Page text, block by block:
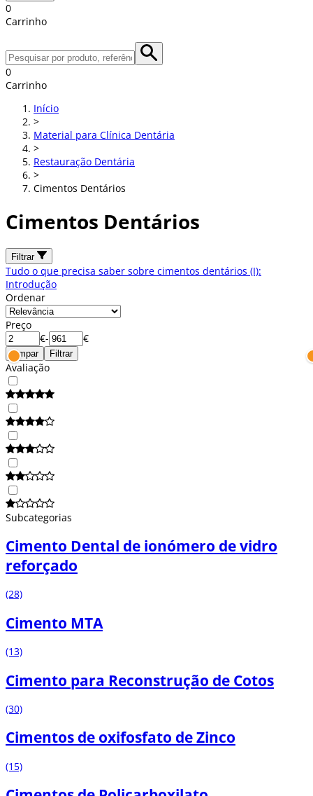
0
Carrinho
0
Carrinho
Início
>
Material para Clínica Dentária
>
Restauração Dentária
>
Cimentos Dentários
Cimentos Dentários
Filtrar
Tudo o que precisa saber sobre cimentos dentários (I):
Introdução
Ordenar
Preço
€- €
Limpar Filtrar
Avaliação
Subcategorias
Cimento Dental de ionómero de vidro
reforçado
(28)
Cimento MTA
(13)
Cimento para Reconstrução de Cotos
(30)
Cimentos de oxifosfato de Zinco
(15)